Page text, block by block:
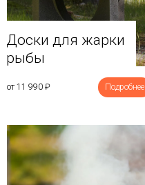
Доски для жарки
рыбы
от 11 990 ₽ Подробнее